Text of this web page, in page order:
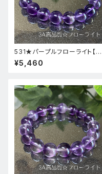
531★パープルフローライト【高
品質・高透明度】天然石パワース
トーンブレスレット新品
¥5,460